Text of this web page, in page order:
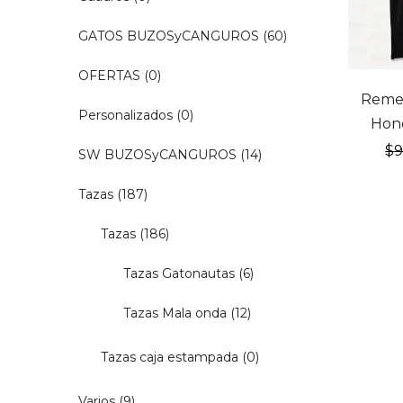
20% OFF
$
GATOS BUZOSyCANGUROS (60)
OFERTAS (0)
Personalizados (0)
SW BUZOSyCANGUROS (14)
Tazas (187)
Tazas (186)
Tazas Gatonautas (6)
Tazas Mala onda (12)
Tazas caja estampada (0)